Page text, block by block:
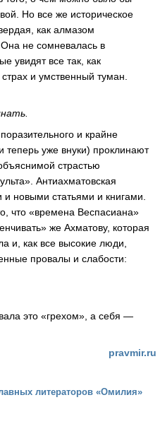
Но все же историческое
как алмазом
не сомневалась в
увидят все так, как
и умственный туман.
и крайне
теперь уже внуки) проклинают
страстью
Антиахматовская
новыми статьями и книгами.
что «времена Веспасиана»
же Ахматову, которая
и, как все высокие люди,
провалы и слабости:
это «грехом», а себя —
pravmir.ru
литераторов «Омилия»